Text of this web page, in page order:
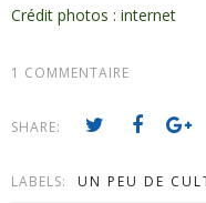
Crédit photos : internet
1 COMMENTAIRE
SHARE:
LABELS: UN PEU DE